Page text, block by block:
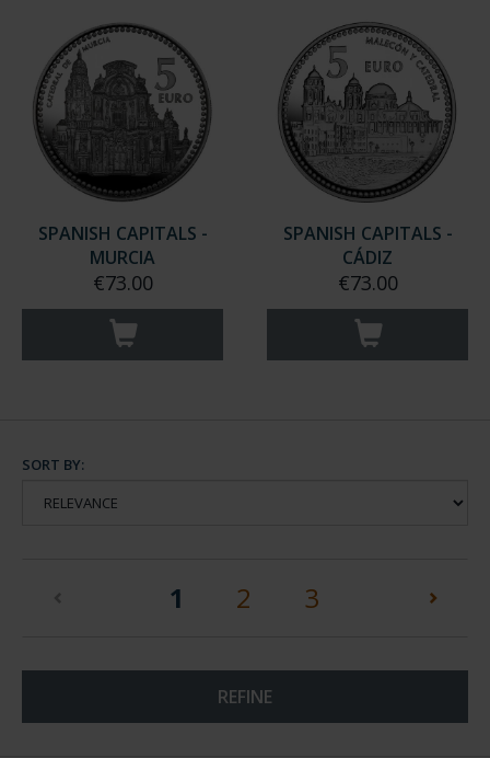
SPANISH CAPITALS -
MURCIA
€73.00
SPANISH CAPITALS -
CÁDIZ
€73.00
SORT BY:
1 (current)
2 3
REFINE